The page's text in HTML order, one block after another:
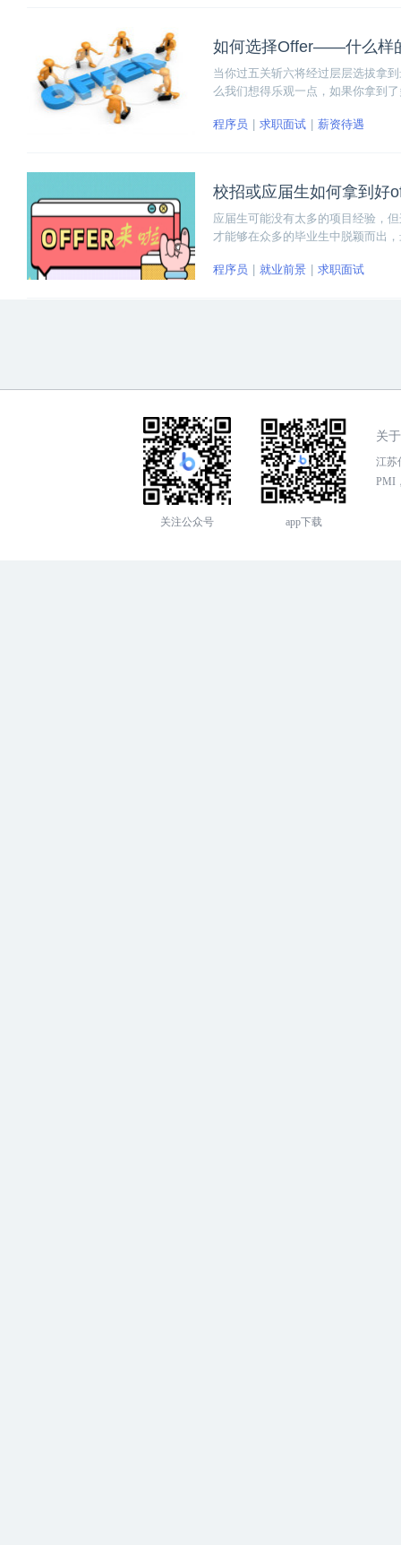
如何选择Offer——什么样
当你过五关斩六将经过层层选拔拿
么我们想得乐观一点，如果你拿到
程序员 求职面试 薪资待遇
校招或应届生如何拿到好
应届生可能没有太多的项目经验，
才能够在众多的毕业生中脱颖而出
程序员 就业前景 求职面试
关注公众号 app下载
关
江苏
PMI